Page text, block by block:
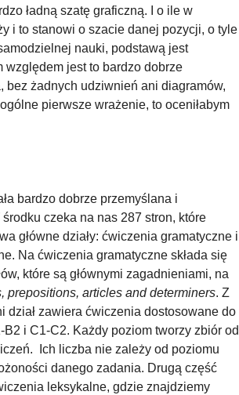
ładną szatę graficzną. I o ile w
i to stanowi o szacie danej pozycji, o tyle
nauki, podstawą jest
względem jest to bardzo dobrze
żadnych udziwnień ani diagramów,
pierwsze wrażenie, to oceniłabym
bardzo dobrze przemyślana i
czeka na nas 287 stron, które
główne działy: ćwiczenia gramatyczne i
Na ćwiczenia gramatyczne składa się
które są głównymi zagadnieniami, na
prepositions, articles and determiners. Z
dział zawiera ćwiczenia dostosowane do
B2 i C1-C2. Każdy poziom tworzy zbiór od
Ich liczba nie zależy od poziomu
danego zadania. Drugą część
leksykalne, gdzie znajdziemy